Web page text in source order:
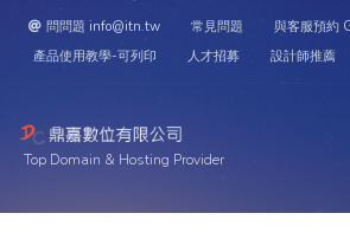
問問題 info@itn.tw 常見問題
與客服預約
產品使用教學-可列印
人才招募 設計師推薦
Top Domain & Hosting Provider